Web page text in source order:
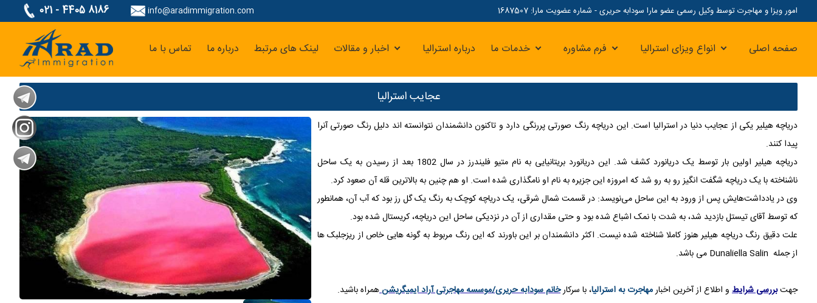
امور ویزا و مهاجرت توسط وکیل رسمی عضو مارا سودابه حریری - شماره عضویت مارا: 1687507 021 - 4405 8186 info@aradimmigration.com
صفحه اصلی انواع ویزای استرالیا فرم مشاوره خدمات ما درباره استرالیا اخبار و مقالات لینک های مرتبط درباره ما تماس با ما
عجایب استرالیا
دریاچه هیلیر یکی از عجایب دنیا در استرالیا است. این دریاچه رنگ صورتی پررنگی دارد و تاکنون دانشمندان نتوانسته اند دلیل رنگ صورتی آنرا
پیدا کنند.
دریاچه هیلیر اولین بار توسط یک دریانورد کشف شد. این دریانورد بریتانیایی به نام متیو فلیندرز در سال 1802 بعد از رسیدن به یک ساحل
ناشناخته با یک دریاچه شگفت انگیز رو به رو شد که امروزه این جزیره به نام او نامگذاری شده است. او هم چنین به بالاترین قله آن صعود کرد.
وی در یادداشت‌هایش پس از ورود به این ساحل می‌نویسد: در قسمت شمال شرقی، یک دریاچه کوچک به رنگ یک گل رز بود که آب آن، همانطور
که توسط آقای تیستل بازدید شد، به شدت با نمک اشباع شده بود و حتی مقداری از آن در نزدیکی ساحل این دریاچه، کریستال شده بود.
علت دقیق رنگ دریاچه هیلیر هنوز کاملا شناخته شده نیست. اکثر دانشمندان بر این باورند که این رنگ مربوط به گونه هایی خاص از ریزجلبک ها
از جمله Dunaliella Salin می باشد.
جهتبررسی شرایط و اطلاع از آخرین اخبارمهاجرت به استرالیا، با سرکارخانم سودابه حریری/موسسه مهاجرتی آراد ایمیگریشنهمراه باشید.